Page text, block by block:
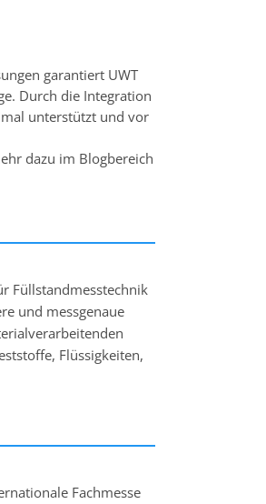
garantiert UWT
Durch die Integration
unterstützt und vor
dazu im Blogbereich
Füllstandmesstechnik
und messgenaue
Flüssigkeiten,
oder
wurden
steht UWT weltweit
drei starken Säulen
Fachmesse